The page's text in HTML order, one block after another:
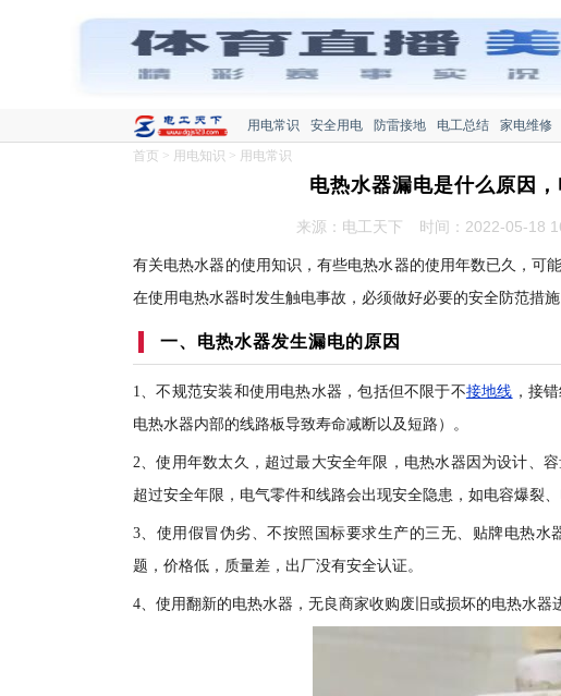
用电常识 安全用电 防雷接地 电工总结
家电维修
首页 > 用电知识 > 用电常识
电热水器漏电是什么原因
来源：电工天下 时间：2022-05-18
有关电热水器的使用知识，有些电热水器的使用年数已久，可
在使用电热水器时发生触电事故，必须做好必要的安全防范措施
一、电热水器发生漏电的原因
1、不规范安装和使用电热水器，包括但不限于不接地线 ，接
电热水器内部的线路板导致寿命减断以及短路）。
2、使用年数太久，超过最大安全年限，电热水器因为设计、
超过安全年限，电气零件和线路会出现安全隐患，如电容爆裂、
3、使用假冒伪劣、不按照国标要求生产的三无、贴牌电热
题，价格低，质量差，出厂没有安全认证。
4、使用翻新的电热水器，无良商家收购废旧或损坏的电热水器